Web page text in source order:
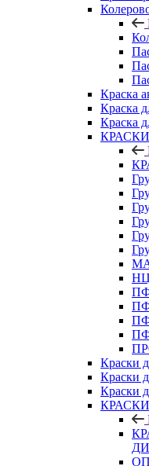
Краска
Краска
Краска
Краски
Краски
Краски